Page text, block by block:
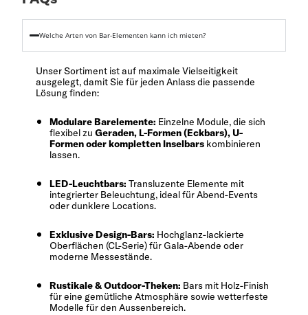
Welche Arten von Bar-Elementen kann ich mieten?
Unser Sortiment ist auf maximale Vielseitigkeit
ausgelegt, damit Sie für jeden Anlass die passende
Lösung finden:
Modulare Barelemente: Einzelne Module, die sich
flexibel zuGeraden, L-Formen (Eckbars), U-
Formen oder kompletten Inselbars kombinieren
lassen.
LED-Leuchtbars: Transluzente Elemente mit
integrierter Beleuchtung, ideal für Abend-Events
oder dunklere Locations.
Exklusive Design-Bars: Hochglanz-lackierte
Oberflächen (CL-Serie) für Gala-Abende oder
moderne Messestände.
Rustikale & Outdoor-Theken: Bars mit Holz-Finish
für eine gemütliche Atmosphäre sowie wetterfeste
Modelle für den Aussenbereich.